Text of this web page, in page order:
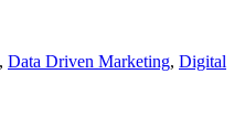
, Data Driven Marketing, Digital